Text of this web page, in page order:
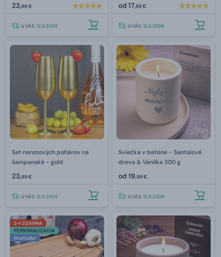
23,99 €
U VÁS:12.8.2026
od 17,99 €
U VÁS:12.8.2026
Set nerezových pohárov na
šampanské - gold
23,99 €
U VÁS:12.8.2026
Sviečka v betóne - Santalové
drevo & Vanilka 300 g
od 19,99 €
U VÁS:12.8.2026
2+1 ZDARMA
PERSONALIZÁCIA
Bestseller